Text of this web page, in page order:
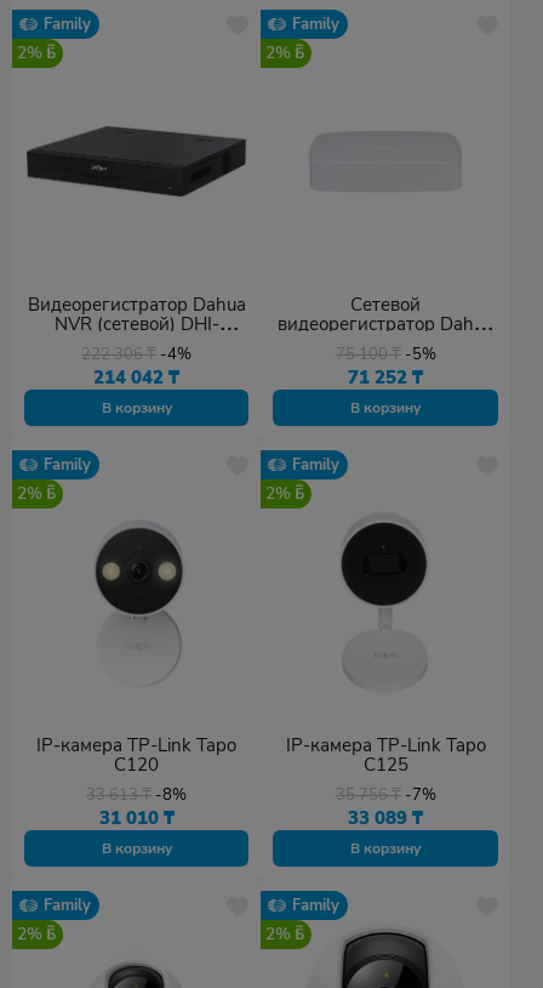
Family
2%
Видеорегистратор Dahua
NVR (сетевой) DHI-
NVR4432-EI
222 306₸ -4%
214 042₸
В корзину
Family
2%
Сетевой
видеорегистратор Dahua
DHI-NVR2116-4KS3
75 100₸ -5%
71 252₸
В корзину
Family
2%
IP-камера TP-Link Tapo
C120
33 613₸ -8%
31 010 ₸
В корзину
Family
2%
IP-камера TP-Link Tapo
C125
35 756₸ -7%
33 089₸
В корзину
Family
2%
Family
2%